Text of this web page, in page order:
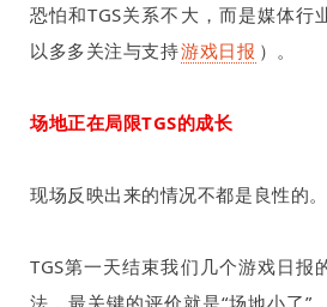
恐怕和TGS关系不大，而是媒体行
以多多关注与支持游戏日报 ）。
场地正在局限TGS的成长
现场反映出来的情况不都是良性的。
TGS第一天结束我们几个游戏日报
法，最关键的评价就是“场地小了”